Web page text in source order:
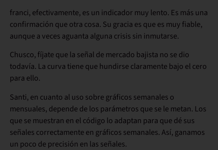
franci, efectivamente, es un indicador muy lento. Es más una
confirmación que otra cosa. Su gracia es que es muy fiable,
aunque a veces aguanta alguna crisis sin inmutarse.
Chusco, fíjate que la señal de mercado bajista no se dio
todavía. La curva tiene que hundirse claramente bajo el cero
para ello.
Santi, en cuanto al uso sobre gráficos semanales o
mensuales, depende de los parámetros que se le metan. Los
que se muestran en el código lo adaptan para que dé sus
señales correctamente en gráficos semanales. Así, ganamos
un poco de precisión en las señales.